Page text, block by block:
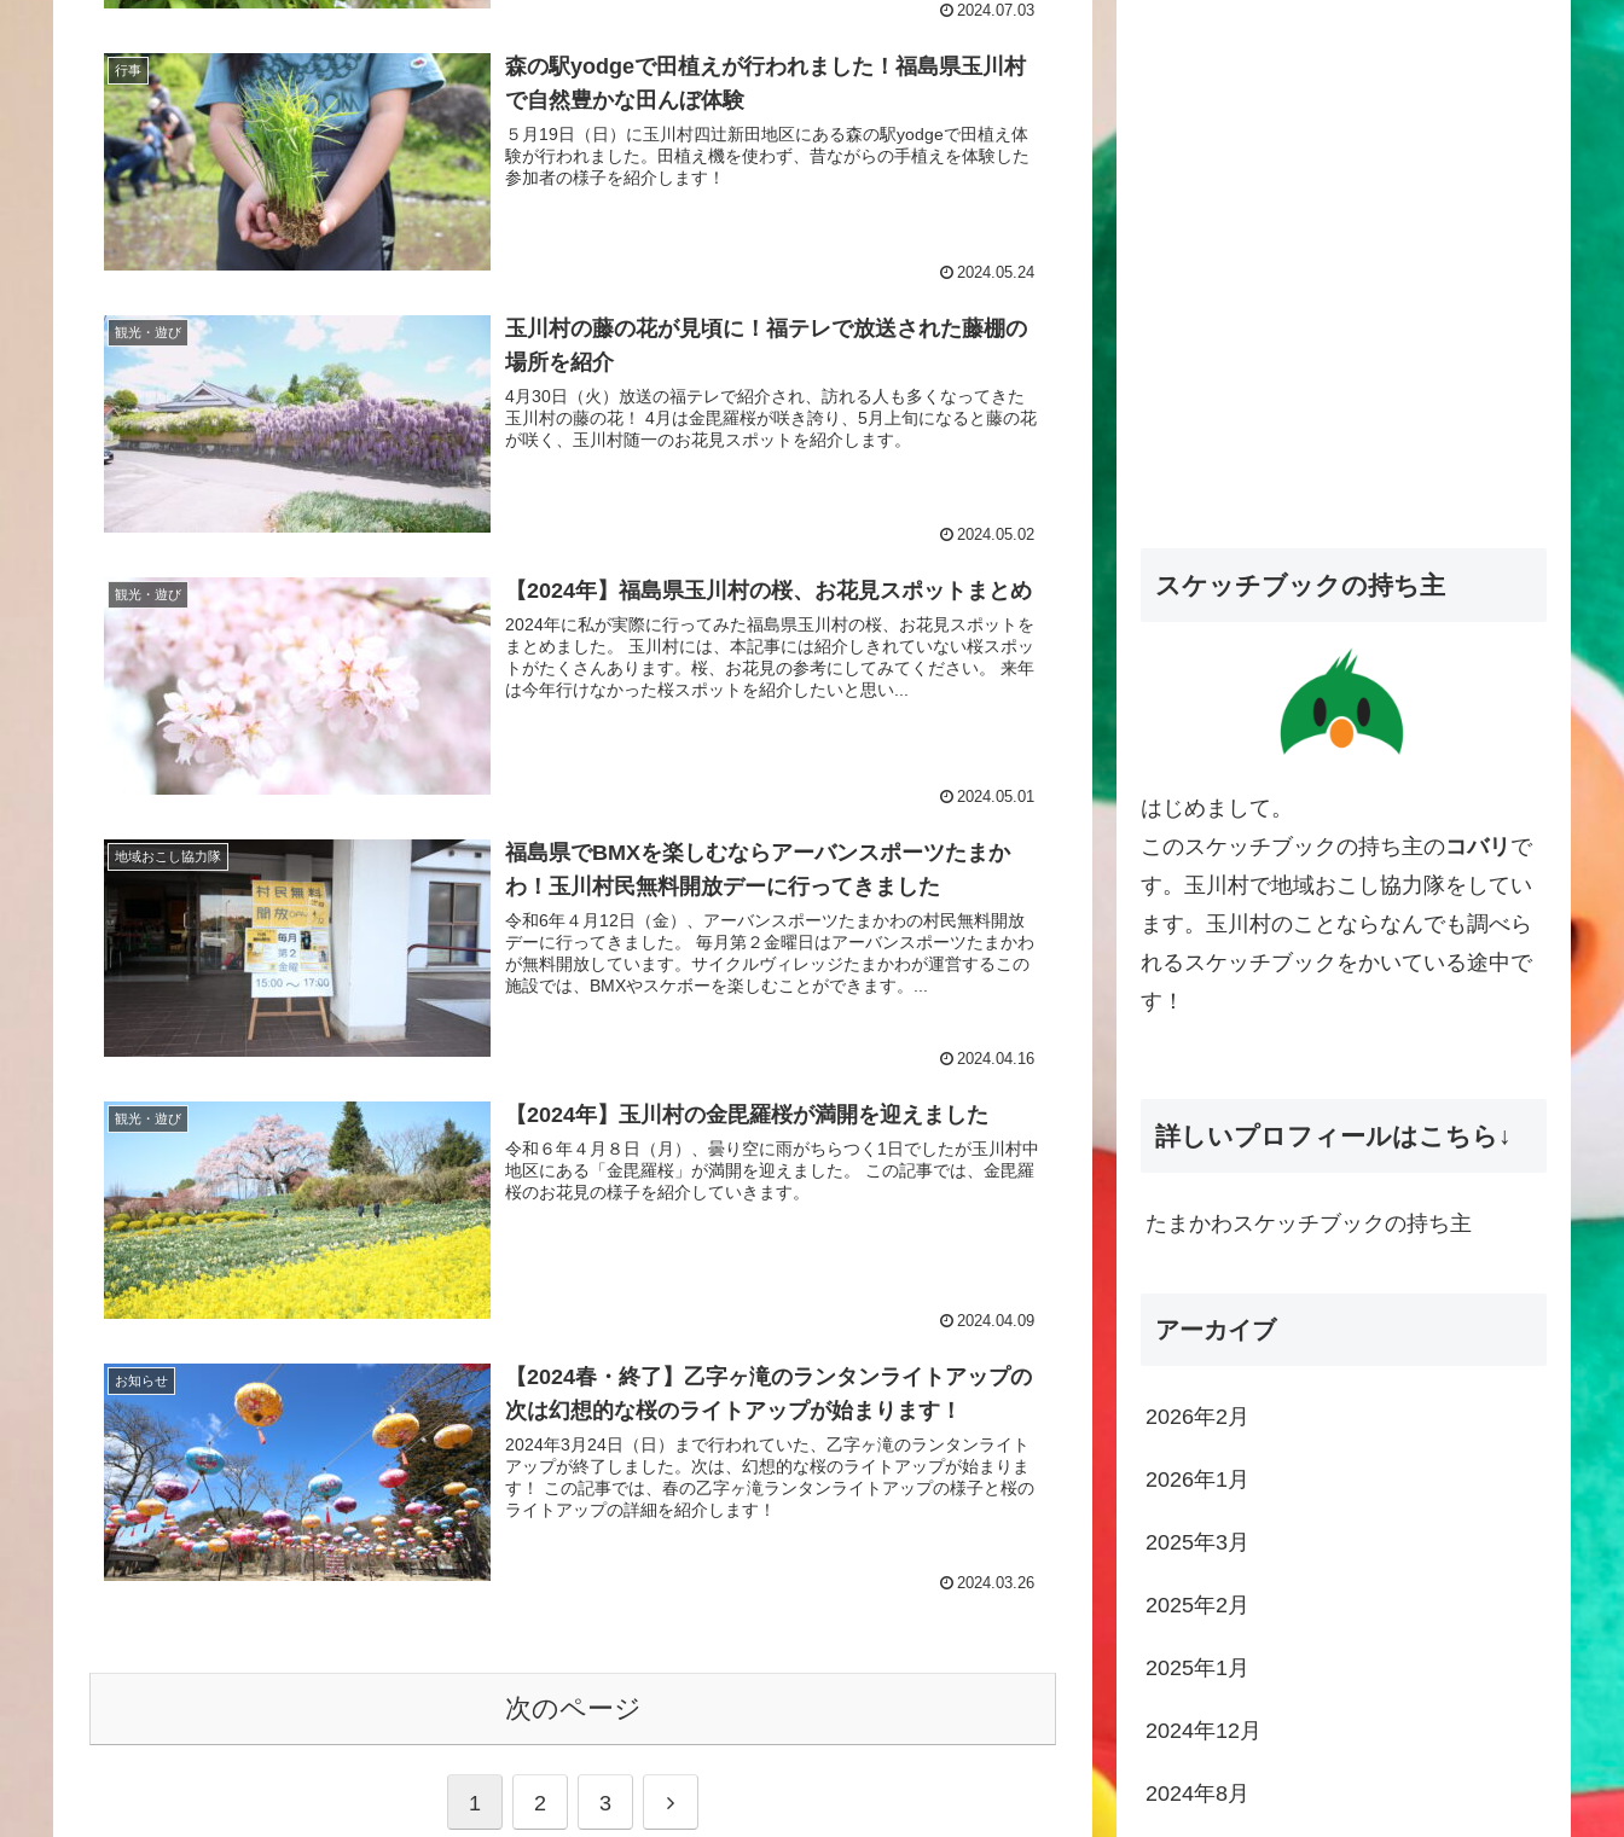
2024.07.03
行事
森の駅yodgeで田植えが行われました！福島県玉川村
で自然豊かな田んぼ体験
５月19日（日）に玉川村四辻新田地区にある森の駅yodgeで田植え体
験が行われました。田植え機を使わず、昔ながらの手植えを体験した
参加者の様子を紹介します！
2024.05.24
観光・遊び
玉川村の藤の花が見頃に！福テレで放送された藤棚の
場所を紹介
4月30日（火）放送の福テレで紹介され、訪れる人も多くなってきた
玉川村の藤の花！ 4月は金毘羅桜が咲き誇り、5月上旬になると藤の花
が咲く、玉川村随一のお花見スポットを紹介します。
2024.05.02
観光・遊び 【2024年】福島県玉川村の桜、お花見スポットまとめ
2024年に私が実際に行ってみた福島県玉川村の桜、お花見スポットを
まとめました。 玉川村には、本記事には紹介しきれていない桜スポッ
トがたくさんあります。桜、お花見の参考にしてみてください。 来年
は今年行けなかった桜スポットを紹介したいと思い...
2024.05.01
地域おこし協力隊
福島県でBMXを楽しむならアーバンスポーツたまか
わ！玉川村民無料開放デーに行ってきました
令和6年４月12日（金）、アーバンスポーツたまかわの村民無料開放
デーに行ってきました。 毎月第２金曜日はアーバンスポーツたまかわ
が無料開放しています。サイクルヴィレッジたまかわが運営するこの
施設では、BMXやスケボーを楽しむことができます。...
2024.04.16
観光・遊び 【2024年】玉川村の金毘羅桜が満開を迎えました
令和６年４月８日（月）、曇り空に雨がちらつく1日でしたが玉川村中
地区にある「金毘羅桜」が満開を迎えました。 この記事では、金毘羅
桜のお花見の様子を紹介していきます。
2024.04.09
お知らせ
【2024春・終了】乙字ヶ滝のランタンライトアップの
次は幻想的な桜のライトアップが始まります！
2024年3月24日（日）まで行われていた、乙字ヶ滝のランタンライト
アップが終了しました。次は、幻想的な桜のライトアップが始まりま
す！ この記事では、春の乙字ヶ滝ランタンライトアップの様子と桜の
ライトアップの詳細を紹介します！
2024.03.26
次のページ
1 2 3 次
スケッチブックの持ち主
はじめまして。
このスケッチブックの持ち主のコバリ で
す。玉川村で地域おこし協力隊をしてい
ます。玉川村のことならなんでも調べら
れるスケッチブックをかいている途中で
す！
詳しいプロフィールはこちら↓
たまかわスケッチブックの持ち主
アーカイブ
2026年2月
2026年1月
2025年3月
2025年2月
2025年1月
2024年12月
2024年8月